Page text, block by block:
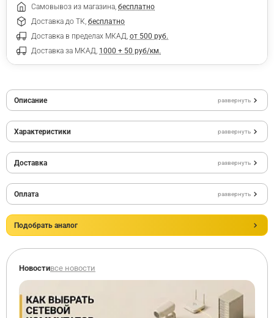
Самовывоз из магазина, бесплатно
Доставка до ТК, бесплатно
Доставка в пределах МКАД, от 500 руб.
Доставка за МКАД, 1000 + 50 руб/км.
Описание развернуть
Характеристики развернуть
Доставка развернуть
Оплата развернуть
Подобрать аналог
Новостивсе новости